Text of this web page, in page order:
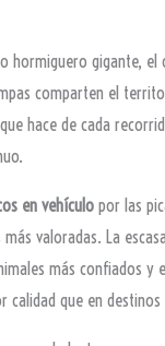
hormiguero gigante,
comparten el
hace de cada
en vehículopor las
valoradas. La
más confiados y
que en